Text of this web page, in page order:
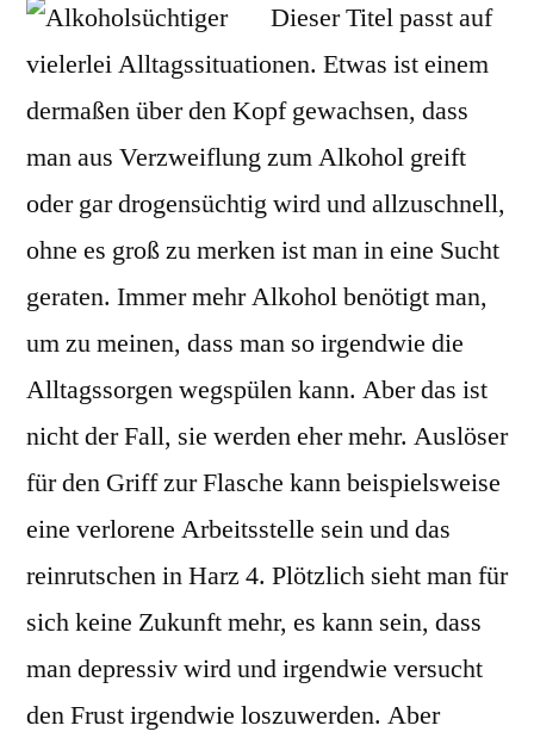
Dieser Titel passt auf
vielerlei Alltagssituationen. Etwas ist einem
dermaßen über den Kopf gewachsen, dass
man aus Verzweiflung zum Alkohol greift
oder gar drogensüchtig wird und allzuschnell,
ohne es groß zu merken ist man in eine Sucht
geraten. Immer mehr Alkohol benötigt man,
um zu meinen, dass man so irgendwie die
Alltagssorgen wegspülen kann. Aber das ist
nicht der Fall, sie werden eher mehr. Auslöser
für den Griff zur Flasche kann beispielsweise
eine verlorene Arbeitsstelle sein und das
reinrutschen in Harz 4. Plötzlich sieht man für
sich keine Zukunft mehr, es kann sein, dass
man depressiv wird und irgendwie versucht
den Frust irgendwie loszuwerden. Aber